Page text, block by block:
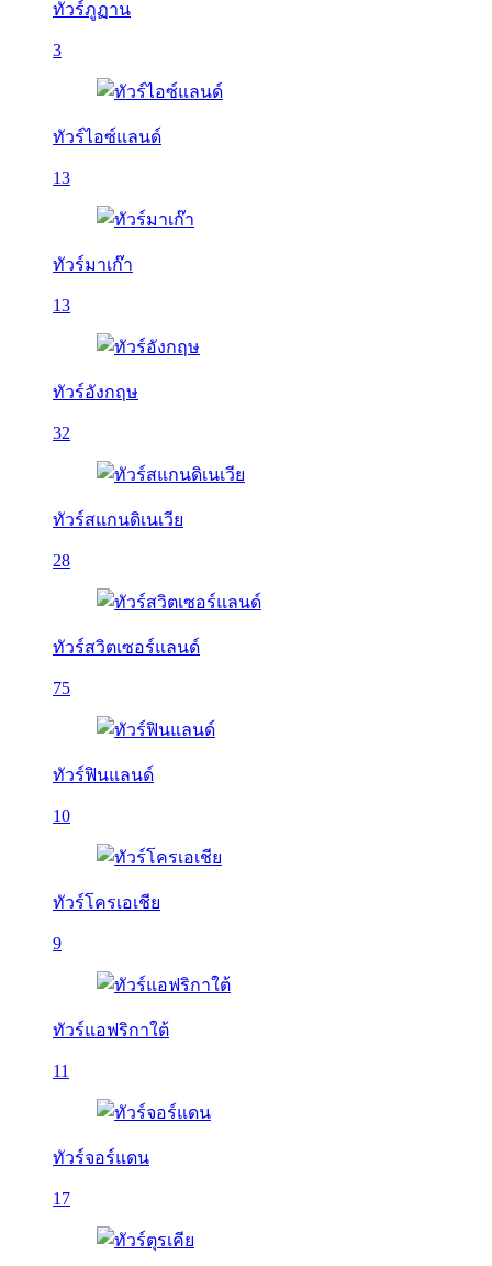
ทัวร์ภูฏาน
3
ทัวร์ไอซ์แลนด์
13
ทัวร์มาเก๊า
13
ทัวร์อังกฤษ
32
ทัวร์สแกนดิเนเวีย
28
ทัวร์สวิตเซอร์แลนด์
75
ทัวร์ฟินแลนด์
10
ทัวร์โครเอเชีย
9
ทัวร์แอฟริกาใต้
11
ทัวร์จอร์แดน
17